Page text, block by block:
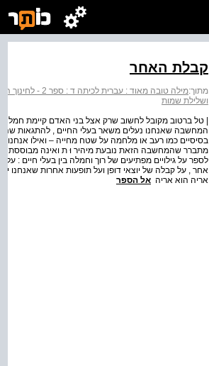
קבלת האחר
מתוך:מילה טובה מאוד : עברית לכיתה ד : ספר 2 - לחינוך הממלכתי
ושלילת שמות
| טל ברטוב מקובל לחשוב שרק אצל בני האדם קיימת חמלה
המחשבה שאנחנו נעלים משאר בעלי החיים , להתגאות שהם
בסיסיים כמו רעב או מלחמה על שטח מחייה – ואילו אנחנו
מתברר שהמחשבה הזאת נובעת מיהיר וּ ת ואינה מבוססת על
לספר על גילויים מפתיעים של רוך וחמלה בין בעלי חיים : על
אחר , על קבלה של יוצאי דופן ועל תופעות אחרות שאנחנו
אריה הוא אריה אל הספר